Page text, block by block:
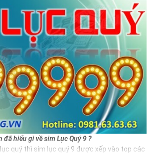
đã hiểu gì về sim Lục Quý 9 ?
quý thì sim lục quý 9 được xếp vào top các